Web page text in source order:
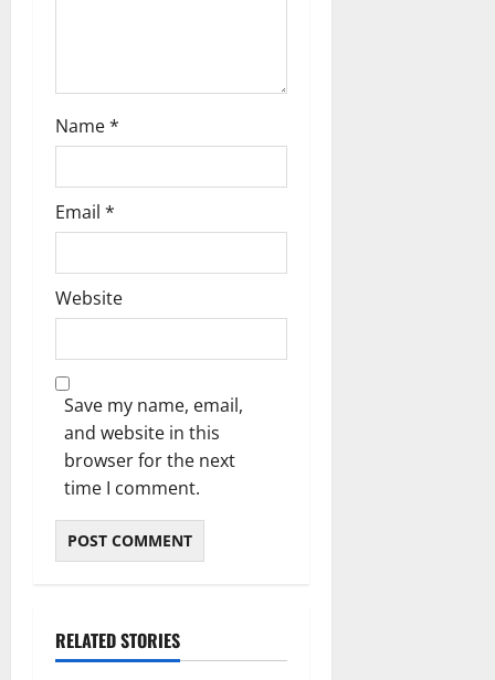
Name*
Email *
Website
Save my name, email,
and website in this
browser for the next
time I comment.
RELATED STORIES
Blog